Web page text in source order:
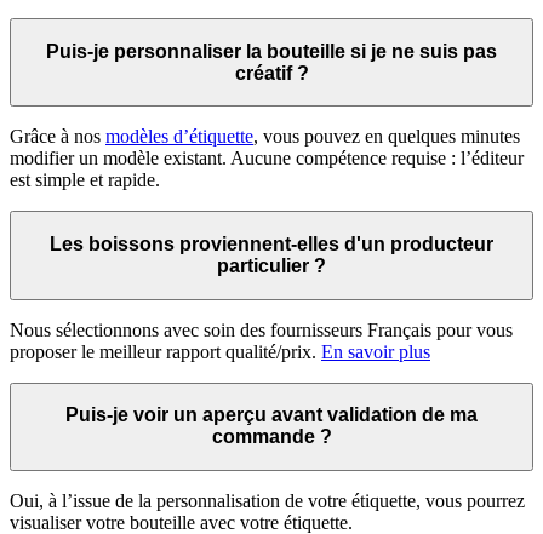
Puis-je personnaliser la bouteille si je ne suis pas
créatif ?
Grâce à nos modèles d’étiquette, vous pouvez en quelques minutes
modifier un modèle existant. Aucune compétence requise : l’éditeur
est simple et rapide.
Les boissons proviennent-elles d'un producteur
particulier ?
Nous sélectionnons avec soin des fournisseurs Français pour vous
proposer le meilleur rapport qualité/prix. En savoir plus
Puis-je voir un aperçu avant validation de ma
commande ?
Oui, à l’issue de la personnalisation de votre étiquette, vous pourrez
visualiser votre bouteille avec votre étiquette.